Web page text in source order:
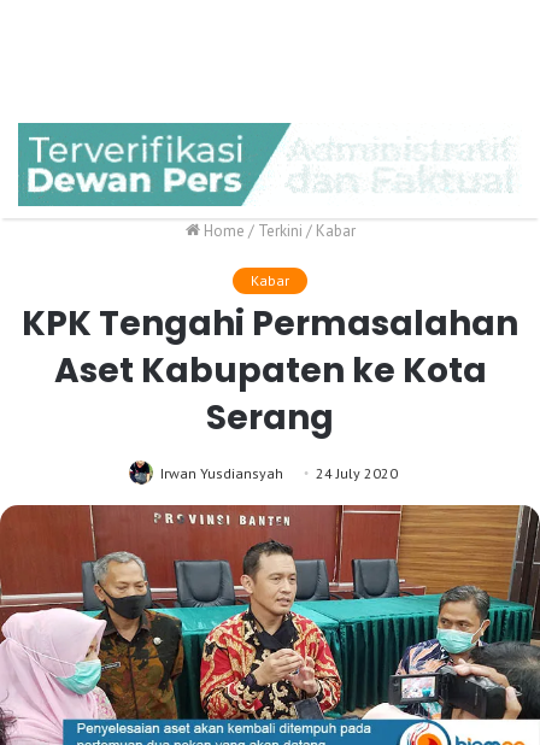
Home / Terkini / Kabar
Kabar
KPK Tengahi Permasalahan
Aset Kabupaten ke Kota
Serang
Irwan Yusdiansyah 24 July 2020